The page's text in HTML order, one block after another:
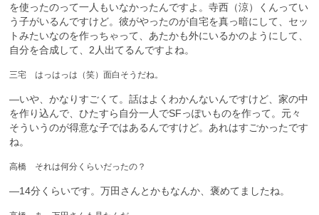
を使ったのって一人もいなかったんですよ。寺西（涼）くんってい
う子がいるんですけど。彼がやったのが自宅を真っ暗にして、セッ
トみたいなのを作っちゃって、あたかも外にいるかのようにして、
自分を合成して、2人出てるんですよね。
三宅 はっはっは（笑）面白そうだね。
—いや、かなりすごくて。話はよくわかんないんですけど、家の中
を作り込んで、ひたすら自分一人でSFっぽいものを作って。元々
そういうのが得意な子ではあるんですけど。あれはすごかったです
ね。
高橋 それは何分くらいだったの？
—14分くらいです。万田さんとかもなんか、褒めてましたね。